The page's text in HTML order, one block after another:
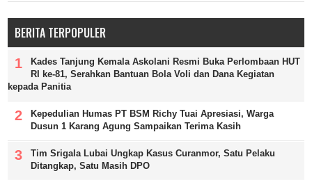
BERITA TERPOPULER
Kades Tanjung Kemala Askolani Resmi Buka Perlombaan HUT
RI ke-81, Serahkan Bantuan Bola Voli dan Dana Kegiatan
kepada Panitia
Kepedulian Humas PT BSM Richy Tuai Apresiasi, Warga
Dusun 1 Karang Agung Sampaikan Terima Kasih
Tim Srigala Lubai Ungkap Kasus Curanmor, Satu Pelaku
Ditangkap, Satu Masih DPO